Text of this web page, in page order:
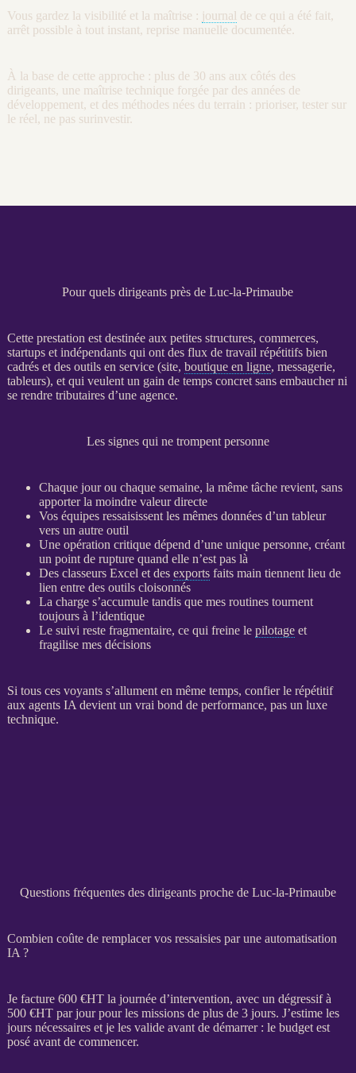
Vous gardez la visibilité et la maîtrise : journal de ce qui a été fait,
arrêt possible à tout instant, reprise manuelle documentée.
À la base de cette approche : plus de 30 ans aux côtés des
dirigeants, une maîtrise technique forgée par des années de
développement, et des méthodes nées du terrain : prioriser, tester sur
le réel, ne pas surinvestir.
Pour quels dirigeants près de Luc-la-Primaube
Cette prestation est destinée aux petites structures, commerces,
startups et indépendants qui ont des fluxde travail répétitifs bien
cadrés et des outils en service (site, boutique en ligne, messagerie,
tableurs), et qui veulent un gain de temps concret sans embaucher ni
se rendre tributaires d’une agence.
Les signes qui ne trompent personne
Chaque jour ou chaque semaine, la même tâche revient, sans
apporter la moindre valeur directe
Vos équipes ressaisissent les mêmes donnéesd’un tableur
vers un autre outil
Une opération critique dépend d’une unique personne, créant
un point de rupture quand elle n’est pas là
Des classeurs Excel et des exportsfaits main tiennent lieu de
lien entre des outils cloisonnés
La charge s’accumule tandis que mes routines tournent
toujours à l’identique
Le suivi reste fragmentaire, ce qui freine le pilotageet
fragilise mes décisions
Si tous ces voyants s’allument en même temps, confier le répétitif
aux agents IA devient un vrai bond de performance, pas un luxe
technique.
Questions fréquentes des dirigeants proche de Luc-la-Primaube
Combien coûte de remplacer vos ressaisies par une automatisation
IA ?
Je facture 600 €HTla journée d’intervention, avec un dégressif à
500 €HTpar jour pour les missionsde plus de 3 jours. J’estime les
jours nécessaires et je les valide avant de démarrer : le budget est
posé avant de commencer.